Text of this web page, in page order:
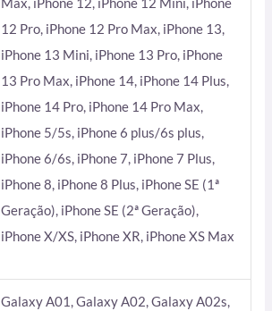
Max, iPhone 12, iPhone 12 Mini, iPhone
12 Pro, iPhone 12 Pro Max, iPhone 13,
iPhone 13 Mini, iPhone 13 Pro, iPhone
13 Pro Max, iPhone 14, iPhone 14 Plus,
iPhone 14 Pro, iPhone 14 Pro Max,
iPhone 5/5s, iPhone 6 plus/6s plus,
iPhone 6/6s, iPhone 7, iPhone 7 Plus,
iPhone 8, iPhone 8 Plus, iPhone SE (1ª
Geração), iPhone SE (2ª Geração),
iPhone X/XS, iPhone XR, iPhone XS Max
Galaxy A01, Galaxy A02, Galaxy A02s,